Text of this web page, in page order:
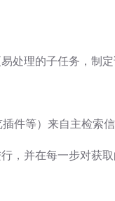
处理的子任务，制定
件等）来自主检索信
，并在每一步对获